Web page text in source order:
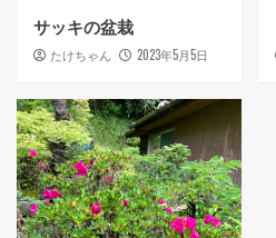
サッキの盆栽
たけちゃん 2023年5月5日